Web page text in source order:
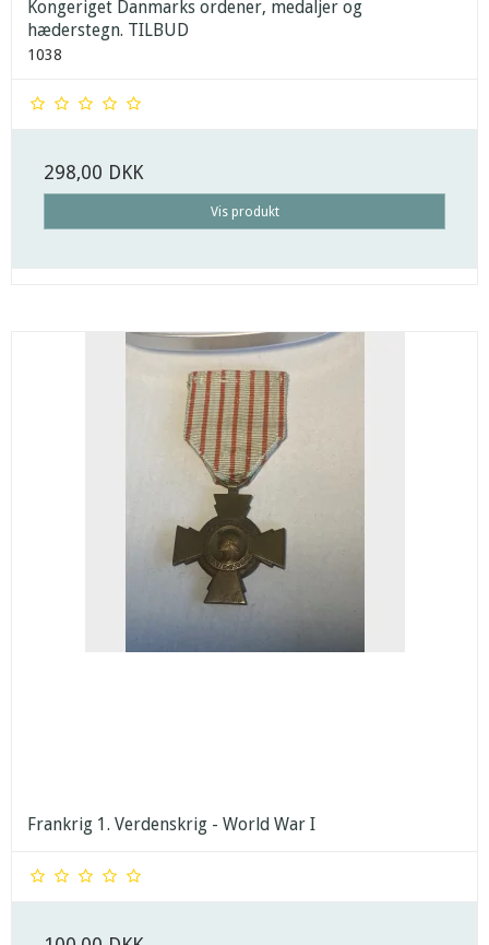
Kongeriget Danmarks ordener, medaljer og
hæderstegn. TILBUD
1038
298,00 DKK
Vis produkt
Frankrig 1. Verdenskrig - World War I